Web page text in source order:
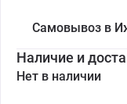
Самовывоз в
Наличие и
Нет в наличии